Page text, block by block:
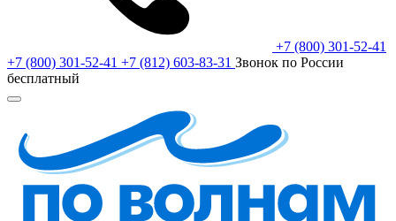
+7 (800) 301-52-41
+7 (800) 301-52-41 +7 (812) 603-83-31 Звонок по России
бесплатный